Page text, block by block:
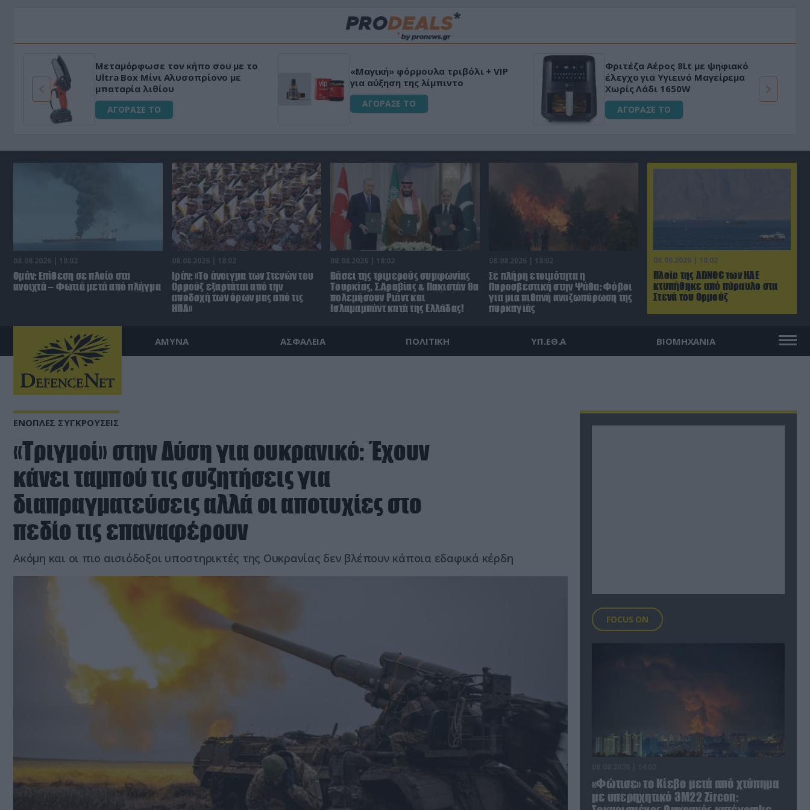
Μεταμόρφωσε τον κήπο σου με το
Ultra Box Μίνι Αλυσοπρίονο με
μπαταρία λιθίου
ΑΓΟΡΑΣΕ ΤΟ
«Μαγική» φόρμουλα τριβόλι + VIP
για αύξηση της λίμπιντο
ΑΓΟΡΑΣΕ ΤΟ
Φριτέζα Αέρος 8Lt με ψηφιακό
έλεγχο για Υγιεινό Μαγείρεμα
Χωρίς Λάδι 1650W
ΑΓΟΡΑΣΕ ΤΟ
08.08.2026 | 18:02
Πλοίο της ADNOC των ΗΑΕ
κτυπήθηκε από πύραυλο στα
Στενά του Ορμούζ
08.08.2026 | 18:02
Ομάν: Επίθεση σε πλοίο στα
ανοιχτά – Φωτιά μετά από πλήγμα
08.08.2026 | 18:02
Ιράν: «Το άνοιγμα των Στενών του
Ορμούζ εξαρτάται από την
αποδοχή των όρων μας από τις
ΗΠΑ»
08.08.2026 | 18:02
Βάσει της τριμερούς συμφωνίας
Τουρκίας, Σ.Αραβίας & Πακιστάν θα
πολεμήσουν Ριάντ και
Ισλαμαμπάντ κατά της Ελλάδας!
08.08.2026 | 18:02
Σε πλήρη ετοιμότητα η
Πυροσβεστική στην Ψάθα: Φόβοι
για μια πιθανή αναζωπύρωση της
πυρκαγιάς
ΑΜΥΝΑ ΑΣΦΑΛΕΙΑ ΠΟΛΙΤΙΚΗ ΥΠ.ΕΘ.Α ΒΙΟΜΗΧΑΝΙΑ
ΕΝΟΠΛΕΣ ΣΥΓΚΡΟΥΣΕΙΣ
«Τριγμοί» στην Δύση για ουκρανικό: Έχουν
κάνει ταμπού τις συζητήσεις για
διαπραγματεύσεις αλλά οι αποτυχίες στο
πεδίο τις επαναφέρουν
Ακόμη και οι πιο αισιόδοξοι υποστηρικτές της Ουκρανίας δεν βλέπουν κάποια εδαφικά κέρδη
FOCUS ON
«Φώτισε» το Κίεβο μετά από χτύπημα
με υπερηχητικό 3M22 Zircon: